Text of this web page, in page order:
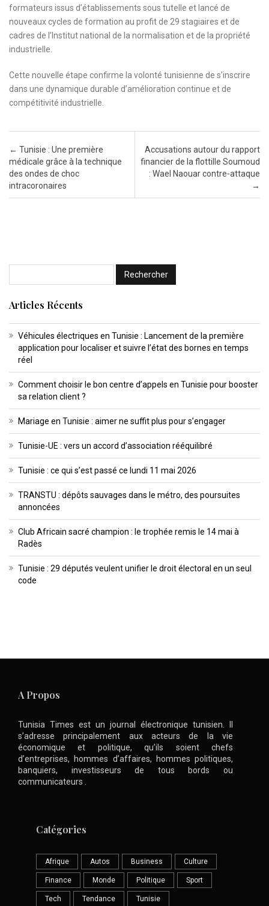
formateurs issus d’établissements sous tutelle et lancé de
nouveaux cycles de formation au profit de 29 stagiaires et de
cadres de l’Institut national de la normalisation et de la propriété
industrielle.
Cette nouvelle étape confirme la volonté tunisienne de s’inscrire
dans une dynamique durable d’amélioration continue et de
compétitivité industrielle.
Post navigation
← Tunisie : Une première
médicale grâce à la technique
des ondes de choc
intracoronaires
Accusations autour du rapport
financier de la flottille Soumoud
: Wael Naouar contre-attaque
→
Articles Récents
Véhicules électriques en Tunisie : Lancement de la première
application pour localiser et suivre l’état des bornes en temps
réel
Comment choisir le bon centre d’appels en Tunisie pour booster
sa relation client ?
Mariage en Tunisie : aimer ne suffit plus pour s’engager
Tunisie-UE : vers un accord d’association rééquilibré
Tunisie : ce qui s’est passé ce lundi 11 mai 2026
TRANSTU : dépôts sauvages dans le métro, des poursuites
annoncées
Club Africain sacré champion : le trophée remis le 14 mai à
Radès
Tunisie : 29 députés veulent unifier le droit électoral en un seul
code
A Propos
Tunisia Times est un journal électronique tunisien. Il
s’adresse principalement aux acteurs de la vie
économique et politique, qu’ils soient chefs
d’entreprises, hommes d’affaires, hommes politiques,
banquiers, investisseurs de tous bords ou
communicateurs .
Catégories
Afrique Autos Business Culture
Finance Monde Politique Sport
Tech Tendance Tunisie